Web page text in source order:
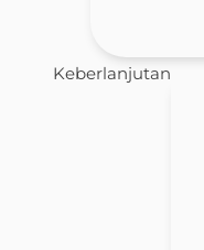
Keberlanjutan